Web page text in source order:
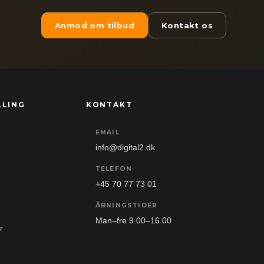
Anmod om tilbud Kontakt os
KONTAKT
EMAIL
info@digital2.dk
TELEFON
+45 70 77 73 01
ÅBNINGSTIDER
Man–fre 9.00–16.00